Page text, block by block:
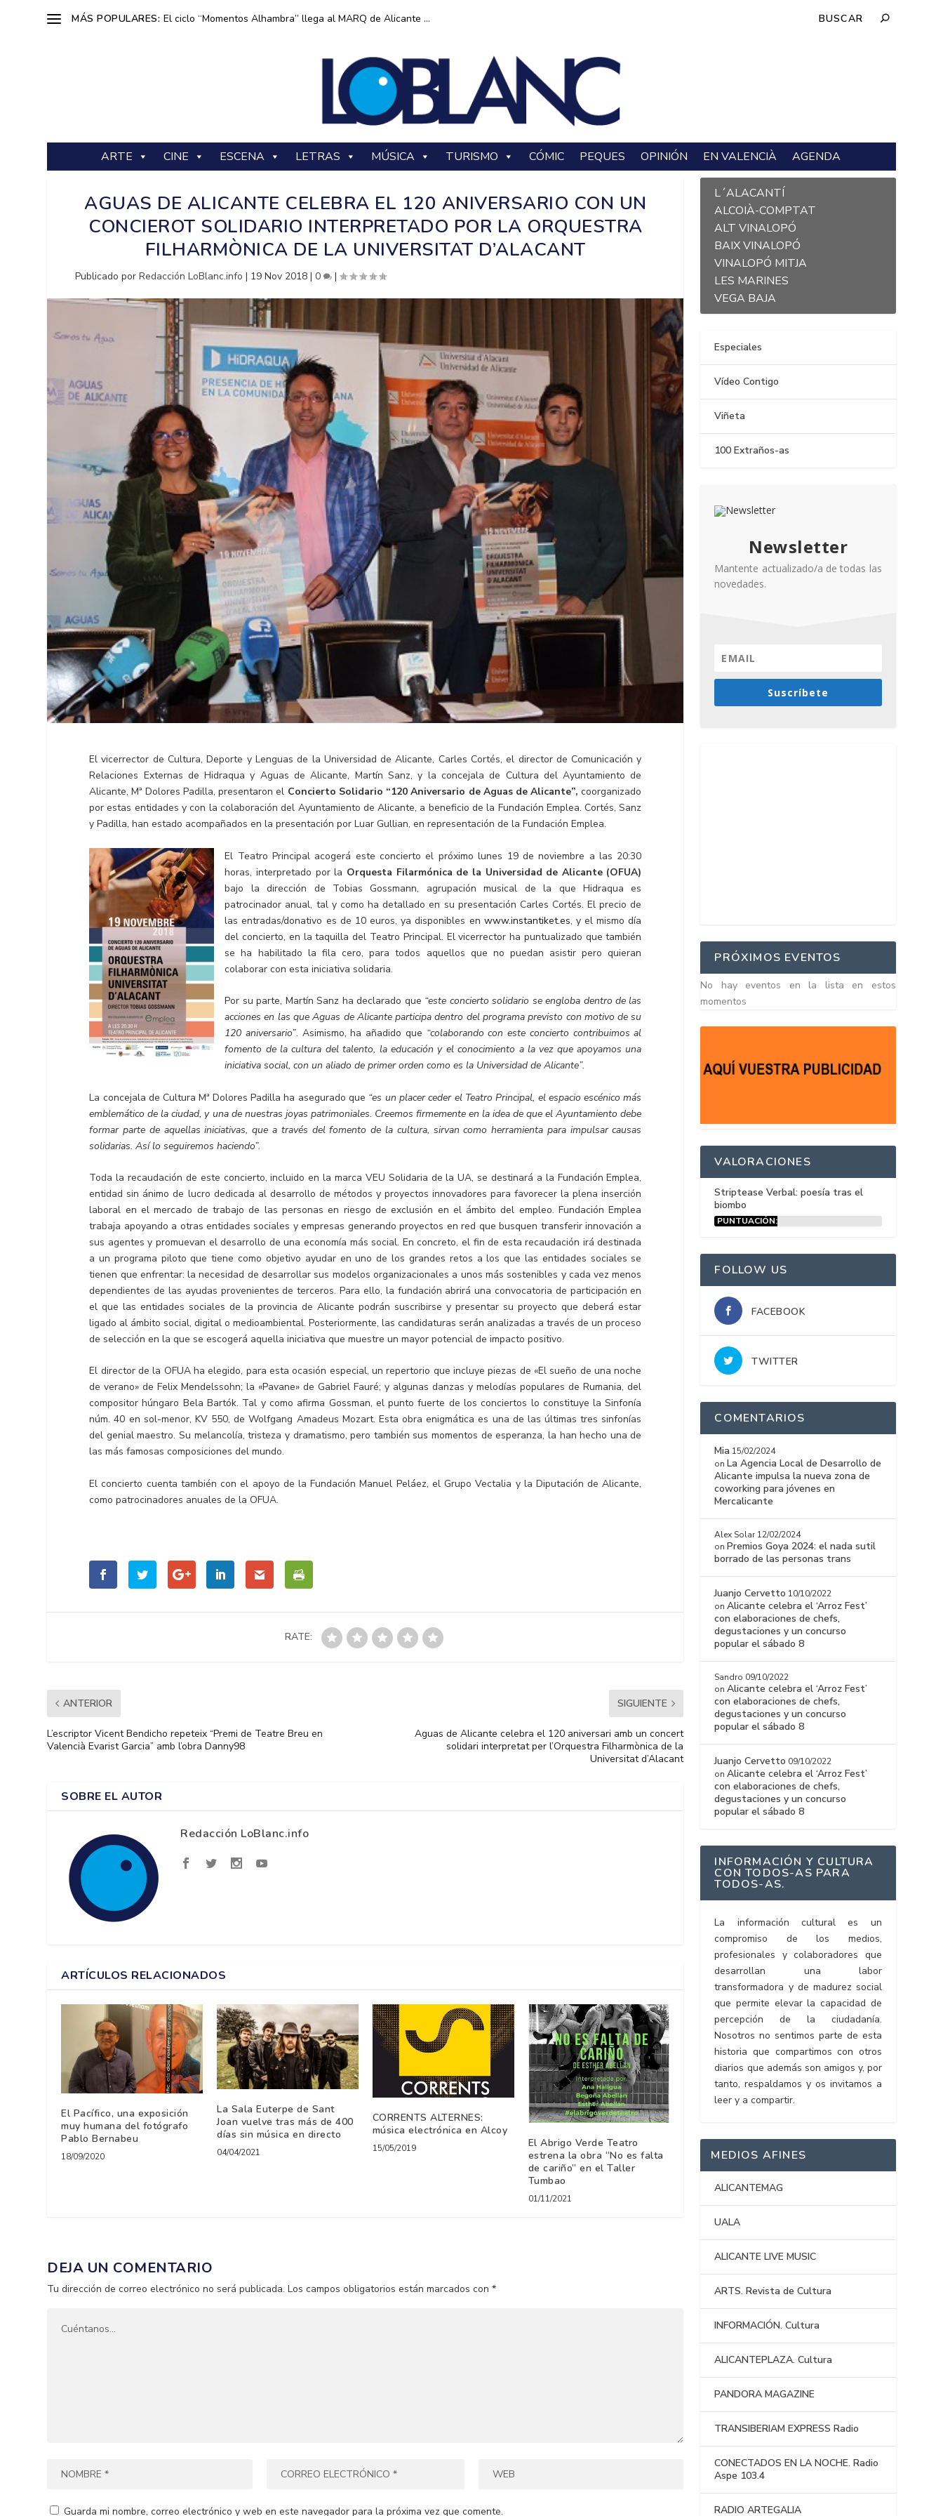
MÁS POPULARES: El ciclo “Momentos Alhambra” llega al MARQ de Alicante ...
ARTE CINE ESCENA LETRAS MÚSICA TURISMO CÓMIC PEQUES OPINIÓN EN VALENCIÀ AGENDA
AGUAS DE ALICANTE CELEBRA EL 120 ANIVERSARIO CON UN
CONCIEROT SOLIDARIO INTERPRETADO POR LA ORQUESTRA
FILHARMÒNICA DE LA UNIVERSITAT D’ALACANT
Publicado porRedacción LoBlanc.info | 19 Nov 2018 |0 |
El vicerrector de Cultura, Deporte y Lenguas de la Universidad de Alicante, Carles Cortés, el director de Comunicación y
Relaciones Externas de Hidraqua y Aguas de Alicante, Martín Sanz, y la concejala de Cultura del Ayuntamiento de
Alicante, Mª Dolores Padilla, presentaron el Concierto Solidario “120 Aniversario de Aguas de Alicante”, coorganizado
por estas entidades y con la colaboración del Ayuntamiento de Alicante, a beneficio de la Fundación Emplea. Cortés, Sanz
y Padilla, han estado acompañados en la presentación por Luar Gullian, en representación de la Fundación Emplea.
El Teatro Principal acogerá este concierto el próximo lunes 19 de noviembre a las 20:30
horas, interpretado por la Orquesta Filarmónica de la Universidad de Alicante (OFUA)
bajo la dirección de Tobias Gossmann, agrupación musical de la que Hidraqua es
patrocinador anual, tal y como ha detallado en su presentación Carles Cortés. El precio de
las entradas/donativo es de 10 euros, ya disponibles en www.instantiket.es, y el mismo día
del concierto, en la taquilla del Teatro Principal. El vicerrector ha puntualizado que también
se ha habilitado la fila cero, para todos aquellos que no puedan asistir pero quieran
colaborar con esta iniciativa solidaria.
Por su parte, Martín Sanz ha declarado que “este concierto solidario se engloba dentro de las
acciones en las que Aguas de Alicante participa dentro del programa previsto con motivo de su
120 aniversario”. Asimismo, ha añadido que “colaborando con este concierto contribuimos al
fomento de la cultura del talento, la educación y el conocimiento a la vez que apoyamos una
iniciativa social, con un aliado de primer orden como es la Universidad de Alicante”.
La concejala de Cultura Mª Dolores Padilla ha asegurado que “es un placer ceder el Teatro Principal, el espacio escénico más
emblemático de la ciudad, y una de nuestras joyas patrimoniales. Creemos firmemente en la idea de que el Ayuntamiento debe
formar parte de aquellas iniciativas, que a través del fomento de la cultura, sirvan como herramienta para impulsar causas
solidarias. Así lo seguiremos haciendo”.
Toda la recaudación de este concierto, incluido en la marca VEU Solidaria de la UA, se destinará a la Fundación Emplea,
entidad sin ánimo de lucro dedicada al desarrollo de métodos y proyectos innovadores para favorecer la plena inserción
laboral en el mercado de trabajo de las personas en riesgo de exclusión en el ámbito del empleo. Fundación Emplea
trabaja apoyando a otras entidades sociales y empresas generando proyectos en red que busquen transferir innovación a
sus agentes y promuevan el desarrollo de una economía más social. En concreto, el fin de esta recaudación irá destinada
a un programa piloto que tiene como objetivo ayudar en uno de los grandes retos a los que las entidades sociales se
tienen que enfrentar: la necesidad de desarrollar sus modelos organizacionales a unos más sostenibles y cada vez menos
dependientes de las ayudas provenientes de terceros. Para ello, la fundación abrirá una convocatoria de participación en
el que las entidades sociales de la provincia de Alicante podrán suscribirse y presentar su proyecto que deberá estar
ligado al ámbito social, digital o medioambiental. Posteriormente, las candidaturas serán analizadas a través de un proceso
de selección en la que se escogerá aquella iniciativa que muestre un mayor potencial de impacto positivo.
El director de la OFUA ha elegido, para esta ocasión especial, un repertorio que incluye piezas de «El sueño de una noche
de verano» de Felix Mendelssohn; la «Pavane» de Gabriel Fauré; y algunas danzas y melodías populares de Rumania, del
compositor húngaro Bela Bartók. Tal y como afirma Gossman, el punto fuerte de los conciertos lo constituye la Sinfonía
núm. 40 en sol-menor, KV 550, de Wolfgang Amadeus Mozart. Esta obra enigmática es una de las últimas tres sinfonías
del genial maestro. Su melancolía, tristeza y dramatismo, pero también sus momentos de esperanza, la han hecho una de
las más famosas composiciones del mundo.
El concierto cuenta también con el apoyo de la Fundación Manuel Peláez, el Grupo Vectalia y la Diputación de Alicante,
como patrocinadores anuales de la OFUA.
RATE:
ANTERIOR
L’escriptor Vicent Bendicho repeteix “Premi de Teatre Breu en
Valencià Evarist Garcia” amb l’obra Danny98
SIGUIENTE
Aguas de Alicante celebra el 120 aniversari amb un concert
solidari interpretat per l’Orquestra Filharmònica de la
Universitat d’Alacant
SOBRE EL AUTOR
Redacción LoBlanc.info
ARTÍCULOS RELACIONADOS
El Pacífico, una exposición
muy humana del fotógrafo
Pablo Bernabeu
18/09/2020
La Sala Euterpe de Sant
Joan vuelve tras más de 400
días sin música en directo
04/04/2021
CORRENTS ALTERNES:
música electrónica en Alcoy
15/05/2019
El Abrigo Verde Teatro
estrena la obra “No es falta
de cariño” en el Taller
Tumbao
01/11/2021
DEJA UN COMENTARIO
Tu dirección de correo electrónico no será publicada. Los campos obligatorios están marcados con*
Guarda mi nombre, correo electrónico y web en este navegador para la próxima vez que comente.
L´ALACANTÍ
ALCOIÀ-COMPTAT
ALT VINALOPÓ
BAIX VINALOPÓ
VINALOPÓ MITJA
LES MARINES
VEGA BAJA
Especiales
Vídeo Contigo
Viñeta
100 Extraños-as
Newsletter
Mantente actualizado/a de todas las
novedades.
Suscríbete
PRÓXIMOS EVENTOS
No hay eventos en la lista en estos
momentos
VALORACIONES
Striptease Verbal: poesía tras el
biombo
PUNTUACIÓN:
FOLLOW US
FACEBOOK
TWITTER
COMENTARIOS
Mia 15/02/2024
on La Agencia Local de Desarrollo de
Alicante impulsa la nueva zona de
coworking para jóvenes en
Mercalicante
Alex Solar 12/02/2024
on Premios Goya 2024: el nada sutil
borrado de las personas trans
Juanjo Cervetto 10/10/2022
onAlicante celebra el ‘Arroz Fest’
con elaboraciones de chefs,
degustaciones y un concurso
popular el sábado 8
Sandro 09/10/2022
onAlicante celebra el ‘Arroz Fest’
con elaboraciones de chefs,
degustaciones y un concurso
popular el sábado 8
Juanjo Cervetto 09/10/2022
onAlicante celebra el ‘Arroz Fest’
con elaboraciones de chefs,
degustaciones y un concurso
popular el sábado 8
INFORMACIÓN Y CULTURA
CON TODOS-AS PARA
TODOS-AS.
La información cultural es un
compromiso de los medios,
profesionales y colaboradores que
desarrollan una labor
transformadora y de madurez social
que permite elevar la capacidad de
percepción de la ciudadanía.
Nosotros no sentimos parte de esta
historia que compartimos con otros
diarios que además son amigos y, por
tanto, respaldamos y os invitamos a
leer y a compartir.
MEDIOS AFINES
ALICANTEMAG
UALA
ALICANTE LIVE MUSIC
ARTS. Revista de Cultura
INFORMACIÓN. Cultura
ALICANTEPLAZA. Cultura
PANDORA MAGAZINE
TRANSIBERIAM EXPRESS Radio
CONECTADOS EN LA NOCHE. Radio
Aspe 103.4
RADIO ARTEGALIA